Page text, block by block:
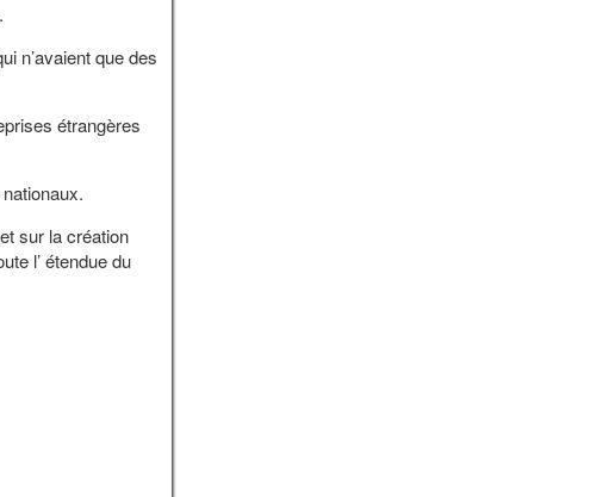
n’avaient que des
étrangères
sur la création
l’ étendue du